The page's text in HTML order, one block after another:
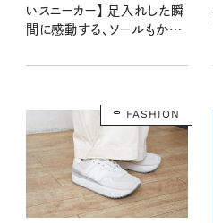
いスニーカー】 足入れした瞬
間に感動する、ソールもかわ
FASHION